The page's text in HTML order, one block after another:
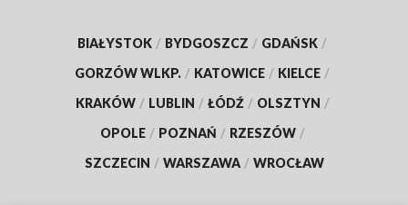
BIAŁYSTOK / BYDGOSZCZ / GDAŃSK /
GORZÓW WLKP. / KATOWICE / KIELCE /
KRAKÓW / LUBLIN / ŁÓDŹ / OLSZTYN /
OPOLE / POZNAŃ / RZESZÓW /
SZCZECIN / WARSZAWA / WROCŁAW